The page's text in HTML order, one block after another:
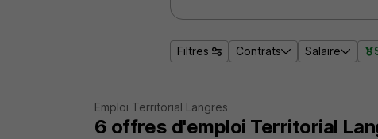
Filtres Contrats Salaire
Emploi Territorial Langres
6 offres d'emploi Territorial